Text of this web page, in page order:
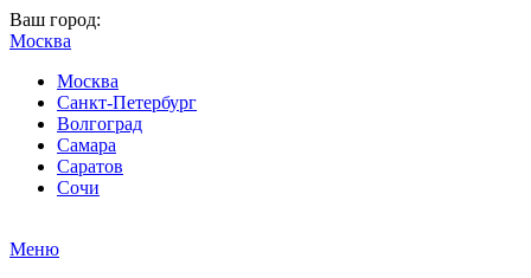
Ваш город:
Москва
Москва
Санкт-Петербург
Волгоград
Самара
Саратов
Сочи
Меню